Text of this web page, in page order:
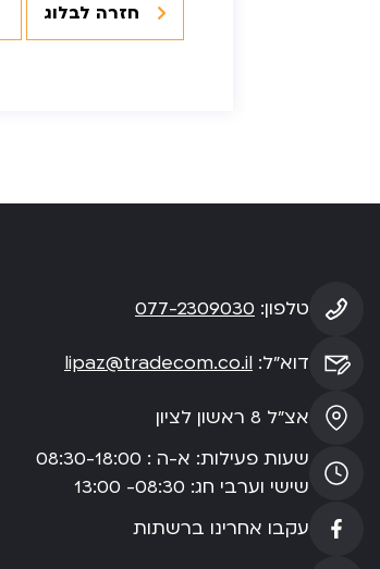
חזרה לבלוג
טלפון: 077-2309030
דוא”ל: lipaz@tradecom.co.il
אצ”ל 8 ראשון לציון
שעות פעילות: א-ה : 08:30-18:00
שישי וערבי חג: 08:30- 13:00
עקבו אחרינו ברשתות